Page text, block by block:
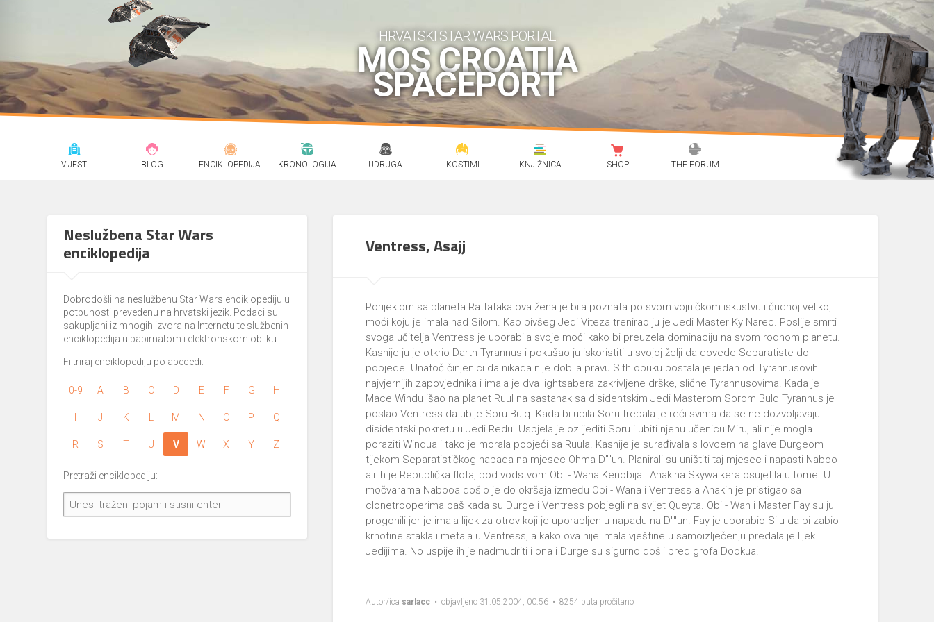
HRVATSKI STAR WARS PORTAL
MOS CROATIA
SPACEPORT
VIJESTI BLOG ENCIKLOPEDIJA KRONOLOGIJA UDRUGA KOSTIMI KNJIŽNICA SHOP THE FORUM
Neslužbena Star Wars
enciklopedija
Dobrodošli na neslužbenu Star Wars enciklopediju u
potpunosti prevedenu na hrvatski jezik. Podaci su
sakupljani iz mnogih izvora na Internetu te službenih
enciklopedija u papirnatom i elektronskom obliku.
Filtriraj enciklopediju po abecedi:
0-9 A B C D E F G H
J K M N O P Q
R S T U V W X Y Z
Pretraži enciklopediju:
Ventress, Asajj
Porijeklom sa planeta Rattataka ova žena je bila poznata po svom vojničkom iskustvu i čudnoj velikoj
moći koju je imala nad Silom. Kao bivšeg Jedi Viteza trenirao ju je Jedi Master Ky Narec. Poslije smrti
svoga učitelja Ventress je uporabila svoje moći kako bi preuzela dominaciju na svom rodnom planetu.
Kasnije ju je otkrio Darth Tyrannus i pokušao ju iskoristiti u svojoj želji da dovede Separatiste do
pobjede. Unatoč činjenici da nikada nije dobila pravu Sith obuku postala je jedan od Tyrannusovih
najvjernijih zapovjednika i imala je dva lightsabera zakrivljene drške, slične Tyrannusovima. Kada je
Mace Windu išao na planet Ruul na sastanak sa disidentskim Jedi Masterom Sorom Bulq Tyrannus je
poslao Ventress da ubije Soru Bulq. Kada bi ubila Soru trebala je reći svima da se ne dozvoljavaju
disidentski pokretu u Jedi Redu. Uspjela je ozlijediti Soru i ubiti njenu učenicu Miru, ali nije mogla
poraziti Windua i tako je morala pobjeći sa Ruula. Kasnije je surađivala s lovcem na glave Durgeom
tijekom Separatističkog napada na mjesec Ohma-D''''un. Planirali su uništiti taj mjesec i napasti Naboo
ali ih je Republička flota, pod vodstvom Obi - Wana Kenobija i Anakina Skywalkera osujetila u tome. U
močvarama Nabooa došlo je do okršaja između Obi - Wana i Ventress a Anakin je pristigao sa
clonetrooperima baš kada su Durge i Ventress pobjegli na svijet Queyta. Obi - Wan i Master Fay su ju
progonili jer je imala lijek za otrov koji je uporabljen u napadu na D''''un. Fay je uporabio Silu da bi zabio
krhotine stakla i metala u Ventress, a kako ova nije imala vještine u samoizlječenju predala je lijek
Jedijima. No uspije ih je nadmudriti i ona i Durge su sigurno došli pred grofa Dookua.
Autor/ica sarlacc • objavljeno 31.05.2004, 00:56 • 8254 puta pročitano